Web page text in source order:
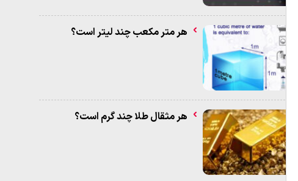
هر متر مکعب چند لیتر است؟
هر مثقال طلا چند گرم است؟